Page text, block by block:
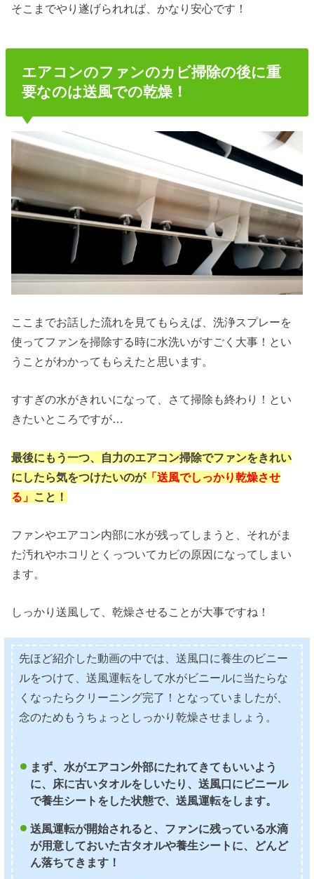
そこまでやり遂げられれば、かなり安心です！
エアコンのファンのカビ掃除の後に重
要なのは送風での乾燥！
ここまでお話した流れを見てもらえば、洗浄スプレーを
使ってファンを掃除する時に水洗いがすごく大事！とい
うことがわかってもらえたと思います。
すすぎの水がきれいになって、さて掃除も終わり！とい
きたいところですが…
最後にもう一つ、自力のエアコン掃除でファンをきれい
にしたら気をつけたいのが「送風でしっかり乾燥させ
る」 こと！
ファンやエアコン内部に水が残ってしまうと、それがま
た汚れやホコリとくっついてカビの原因になってしまい
ます。
しっかり送風して、乾燥させることが大事ですね！
先ほど紹介した動画の中では、送風口に養生のビニー
ルをつけて、送風運転をして水がビニールに当たらな
くなったらクリーニング完了！となっていましたが、
念のためもうちょっとしっかり乾燥させましょう。
まず、水がエアコン外部にたれてきてもいいよう
に、床に古いタオルをしいたり、送風口にビニール
で養生シートをした状態で、送風運転をします。
送風運転が開始されると、ファンに残っている水滴
が用意しておいた古タオルや養生シートに、どんど
ん落ちてきます！